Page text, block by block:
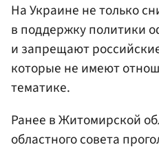
На Украине не только
в поддержку политики
и запрещают
которые не имеют
тематике.
Ранее в Житомирской
областного совета